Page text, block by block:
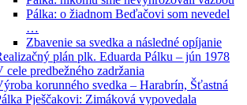
Pálka: o žiadnom Beďačovi som nevedel
…
Zbavenie sa svedka a následné opíjanie
plán plk. Eduarda Pálku – jún 1978
cele predbežného zadržania
korunného svedka – Harabrín, Šťastná
Pješčakovi: Zimáková vypovedala